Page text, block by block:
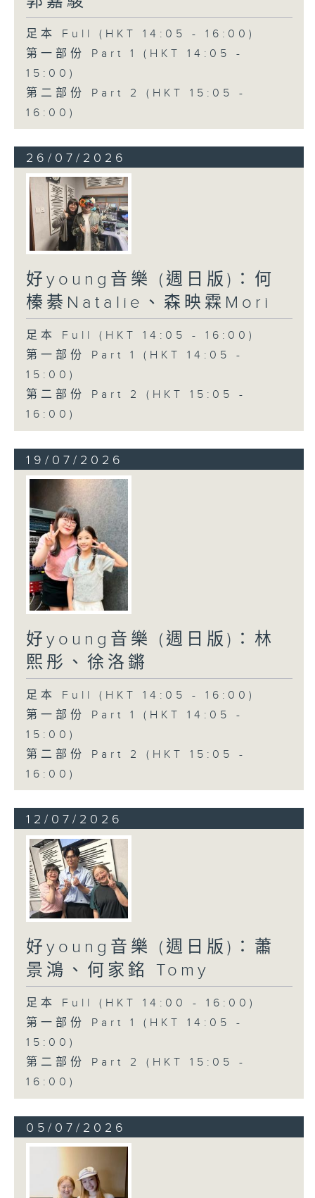
足本 Full (HKT 14:05 - 16:00)
第一部份 Part 1 (HKT 14:05 -
15:00)
第二部份 Part 2 (HKT 15:05 -
16:00)
26/07/2026
好young音樂 (週日版)：何
榛綦Natalie、森映霖Mori
足本 Full (HKT 14:05 - 16:00)
第一部份 Part 1 (HKT 14:05 -
15:00)
第二部份 Part 2 (HKT 15:05 -
16:00)
19/07/2026
好young音樂 (週日版)：林
熙彤、徐洛鏘
足本 Full (HKT 14:05 - 16:00)
第一部份 Part 1 (HKT 14:05 -
15:00)
第二部份 Part 2 (HKT 15:05 -
16:00)
12/07/2026
好young音樂 (週日版)：蕭
景鴻、何家銘 Tomy
足本 Full (HKT 14:00 - 16:00)
第一部份 Part 1 (HKT 14:05 -
15:00)
第二部份 Part 2 (HKT 15:05 -
16:00)
05/07/2026